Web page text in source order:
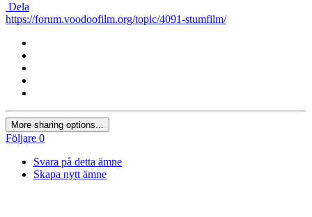
Dela
https://forum.voodoofilm.org/topic/4091-stumfilm/
More sharing options...
Följare 0
Svara på detta ämne
Skapa nytt ämne